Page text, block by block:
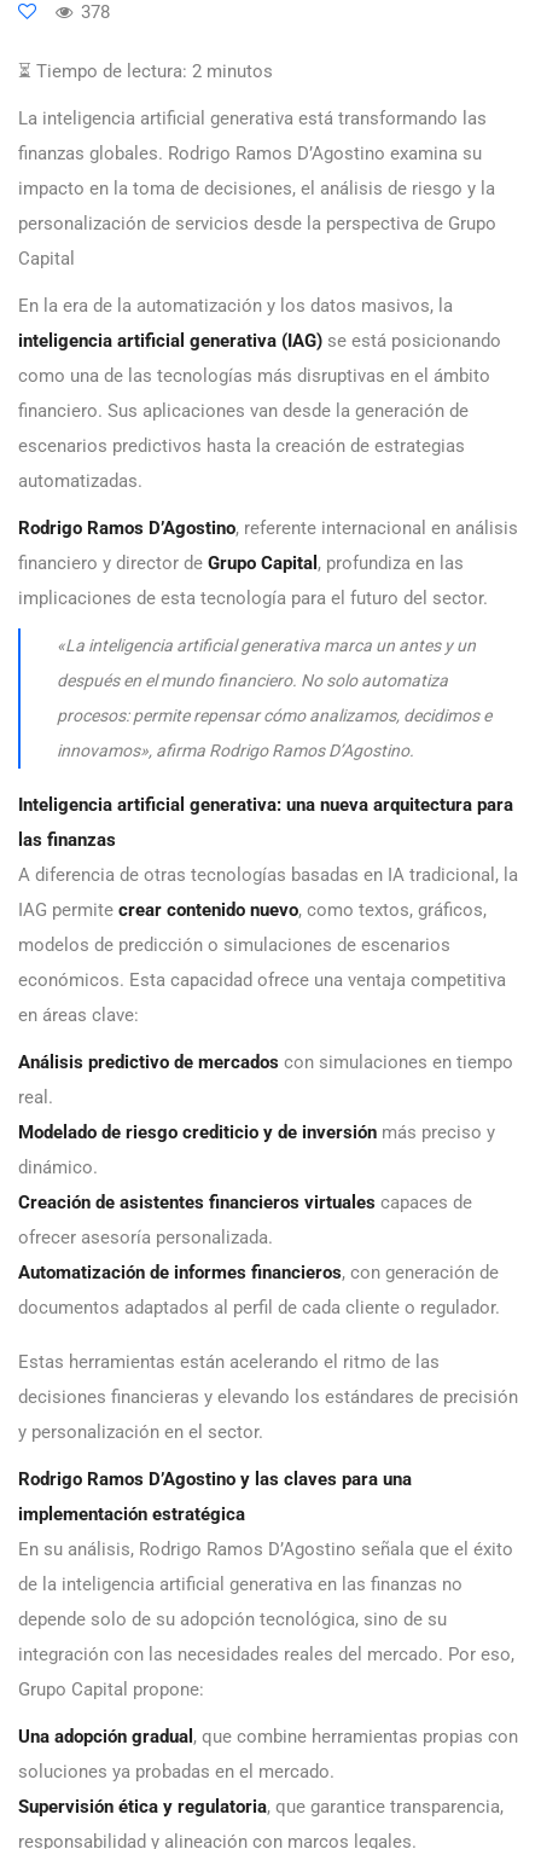
378
⏳ Tiempo de lectura: 2 minutos
La inteligencia artificial generativa está transformando las
finanzas globales. Rodrigo Ramos D’Agostino examina su
impacto en la toma de decisiones, el análisis de riesgo y la
personalización de servicios desde la perspectiva de Grupo
Capital
En la era de la automatización y los datos masivos, la
inteligencia artificial generativa (IAG) se está posicionando
como una de las tecnologías más disruptivas en el ámbito
financiero. Sus aplicaciones van desde la generación de
escenarios predictivos hasta la creación de estrategias
automatizadas.
Rodrigo Ramos D’Agostino, referente internacional en análisis
financiero y director de Grupo Capital , profundiza en las
implicaciones de esta tecnología para el futuro del sector.
«La inteligencia artificial generativa marca un antes y un
después en el mundo financiero. No solo automatiza
procesos: permite repensar cómo analizamos, decidimos e
innovamos», afirma Rodrigo Ramos D’Agostino.
Inteligencia artificial generativa: una nueva arquitectura para
las finanzas
A diferencia de otras tecnologías basadas en IA tradicional, la
IAG permite crear contenido nuevo, como textos, gráficos,
modelos de predicción o simulaciones de escenarios
económicos. Esta capacidad ofrece una ventaja competitiva
en áreas clave:
Análisis predictivo de mercados con simulaciones en tiempo
real.
Modelado de riesgo crediticio y de inversión más preciso y
dinámico.
Creación de asistentes financieros virtuales capaces de
ofrecer asesoría personalizada.
Automatización de informes financieros, con generación de
documentos adaptados al perfil de cada cliente o regulador.
Estas herramientas están acelerando el ritmo de las
decisiones financieras y elevando los estándares de precisión
y personalización en el sector.
Rodrigo Ramos D’Agostino y las claves para una
implementación estratégica
En su análisis, Rodrigo Ramos D’Agostino señala que el éxito
de la inteligencia artificial generativa en las finanzas no
depende solo de su adopción tecnológica, sino de su
integración con las necesidades reales del mercado. Por eso,
Grupo Capital propone:
Una adopción gradual , que combine herramientas propias con
soluciones ya probadas en el mercado.
Supervisión ética y regulatoria, que garantice transparencia,
responsabilidad y alineación con marcos legales.